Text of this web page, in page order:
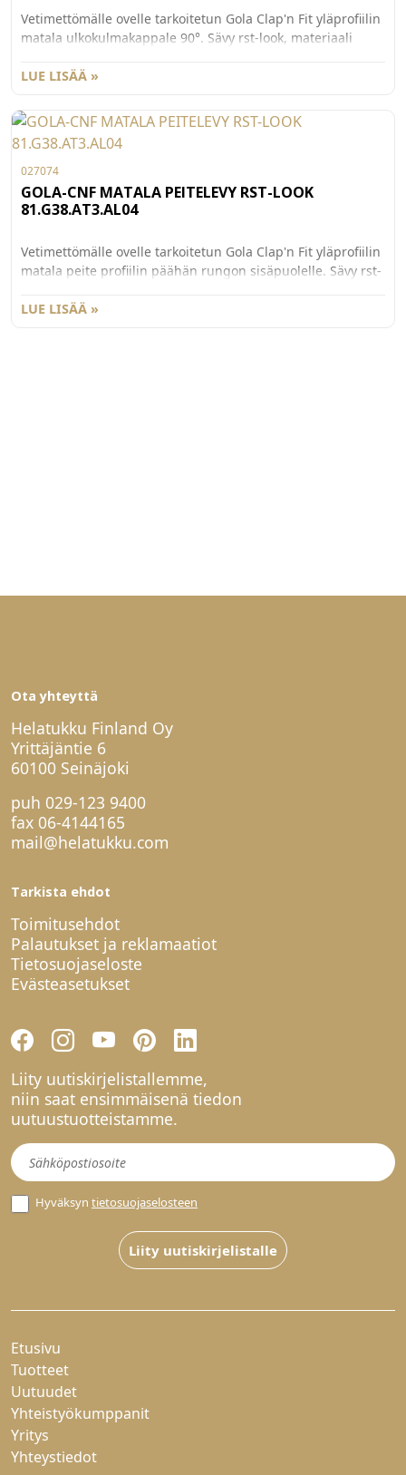
Vetimettömälle ovelle tarkoitetun Gola Clap'n Fit yläprofiilin
matala ulkokulmakappale 90°. Sävy rst-look, materiaali
LUE LISÄÄ »
027074
GOLA-CNF MATALA PEITELEVY RST-LOOK
81.G38.AT3.AL04
Vetimettömälle ovelle tarkoitetun Gola Clap'n Fit yläprofiilin
matala peite profiilin päähän rungon sisäpuolelle. Sävy rst-
LUE LISÄÄ »
Ota yhteyttä
Helatukku Finland Oy
Yrittäjäntie 6
60100 Seinäjoki
puh 029-123 9400
fax 06-4144165
mail@helatukku.com
Tarkista ehdot
Toimitusehdot
Palautukset ja reklamaatiot
Tietosuojaseloste
Evästeasetukset
Liity uutiskirjelistallemme,
niin saat ensimmäisenä tiedon
uutuustuotteistamme.
Uutiskirje
Hyväksyn tietosuojaselosteen
Liity uutiskirjelistalle
Etusivu
Tuotteet
Uutuudet
Yhteistyökumppanit
Yritys
Yhteystiedot